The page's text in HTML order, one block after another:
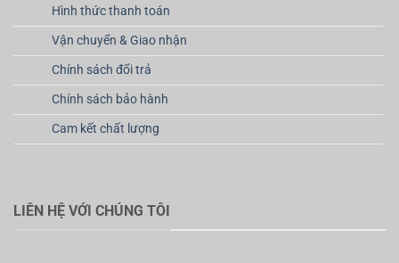
Hình thức thanh toán
Vận chuyển & Giao nhận
Chính sách đổi trả
Chính sách bảo hành
Cam kết chất lượng
LIÊN HỆ VỚI CHÚNG TÔI